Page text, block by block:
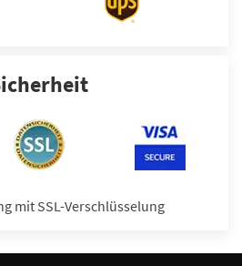
mit SSL-Verschlüsselung